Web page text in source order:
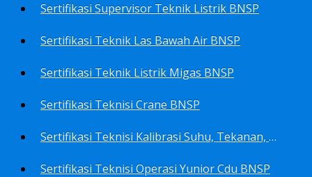
Sertifikasi Supervisor Teknik Listrik BNSP
Sertifikasi Teknik Las Bawah Air BNSP
Sertifikasi Teknik Listrik Migas BNSP
Sertifikasi Teknisi Crane BNSP
Sertifikasi Teknisi Kalibrasi Suhu, Tekanan, Densitas, Volume BNSP
Sertifikasi Teknisi Operasi Yunior Cdu BNSP